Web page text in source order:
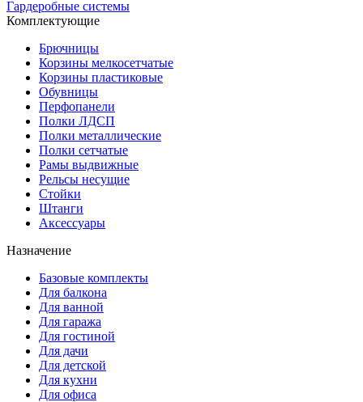
Гардеробные системы
Комплектующие
Брючницы
Корзины мелкосетчатые
Корзины пластиковые
Обувницы
Перфопанели
Полки ЛДСП
Полки металлические
Полки сетчатые
Рамы выдвижные
Рельсы несущие
Стойки
Штанги
Аксессуары
Назначение
Базовые комплекты
Для балкона
Для ванной
Для гаража
Для гостиной
Для дачи
Для детской
Для кухни
Для офиса